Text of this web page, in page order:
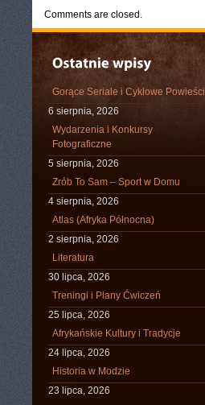
Comments are closed.
Gorące Seriale i Cyklowe Powieści
6 sierpnia, 2026
Wydarzenia i Konkursy
Fotograficzne
5 sierpnia, 2026
Zrób To Sam – Sport w Domu
4 sierpnia, 2026
Atlas (Afryka Północna)
2 sierpnia, 2026
Literatura
30 lipca, 2026
Treningi i Plany Ćwiczeń
25 lipca, 2026
Afrykańskie Kultury i Tradycje
24 lipca, 2026
Historia w Modzie
23 lipca, 2026